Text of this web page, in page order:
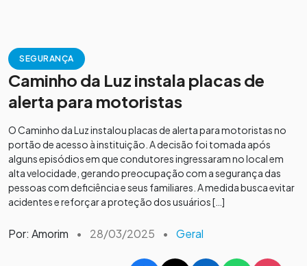
SEGURANÇA
Caminho da Luz instala placas de
alerta para motoristas
O Caminho da Luz instalou placas de alerta para motoristas no
portão de acesso à instituição. A decisão foi tomada após
alguns episódios em que condutores ingressaram no local em
alta velocidade, gerando preocupação com a segurança das
pessoas com deficiência e seus familiares. A medida busca evitar
acidentes e reforçar a proteção dos usuários […]
Por: Amorim • 28/03/2025 • Geral